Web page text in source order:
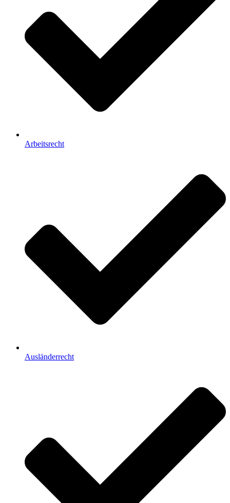
Arbeitsrecht
Ausländerrecht